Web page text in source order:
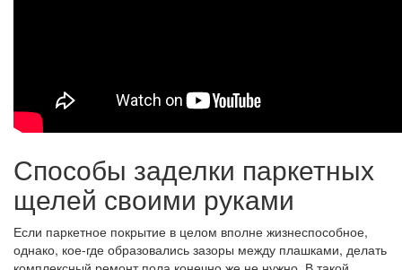
Способы заделки паркетных
щелей своими руками
Если паркетное покрытие в целом вполне жизнеспособное,
однако, кое-где образовались зазоры между плашками, делать